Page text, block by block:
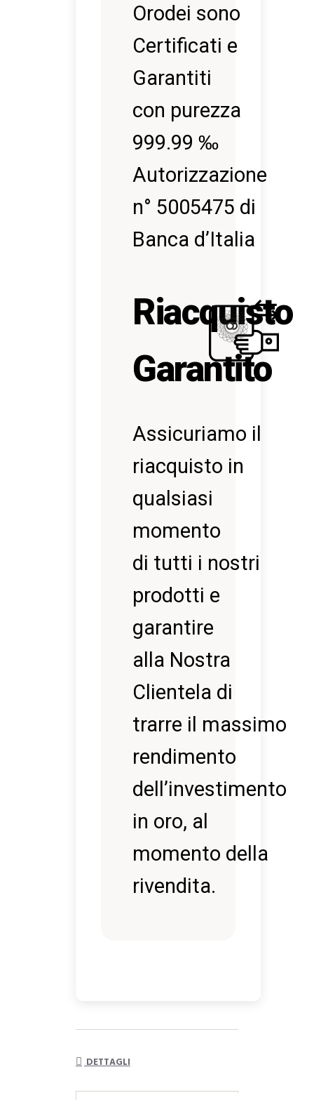
Orodei sono
Certificati e
Garantiti
con purezza
999.99 ‰
Autorizzazione
n° 5005475 di
Banca d’Italia
Riacquisto
Garantito
Assicuriamo il
riacquisto in
qualsiasi
momento
di tutti i nostri
prodotti e
garantire
alla Nostra
Clientela di
trarre il massimo
rendimento
dell’investimento
in oro, al
momento della
rivendita.
DETTAGLI